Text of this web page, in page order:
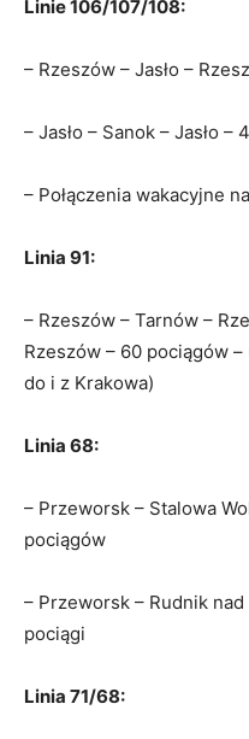
Linie 106/107/108:
– Rzeszów – Jasło –
– Jasło – Sanok – Jasło –
– Połączenia wakacyjne
Linia 91:
– Rzeszów – Tarnów –
Rzeszów – 60 pociągów
do i z Krakowa)
Linia 68:
– Przeworsk – Stalowa
pociągów
– Przeworsk – Rudnik
pociągi
Linia 71/68: